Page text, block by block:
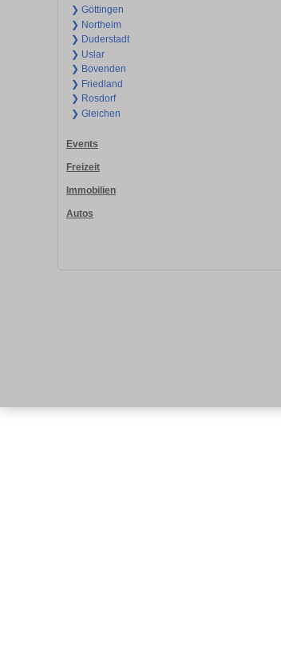
❯ Göttingen
❯ Northeim
❯ Duderstadt
❯ Uslar
❯ Bovenden
❯ Friedland
❯ Rosdorf
❯ Gleichen
Events
Freizeit
Immobilien
Autos